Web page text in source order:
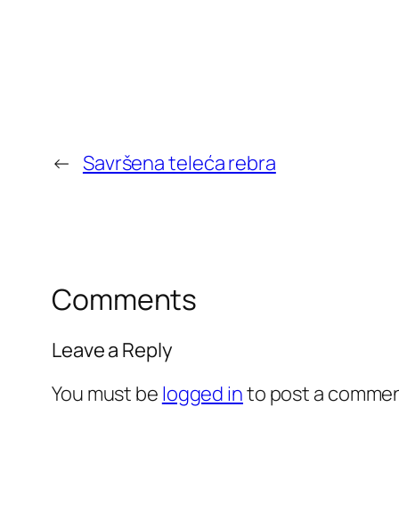
← Savršena teleća rebra
Comments
Leave a Reply
You must be logged into post a